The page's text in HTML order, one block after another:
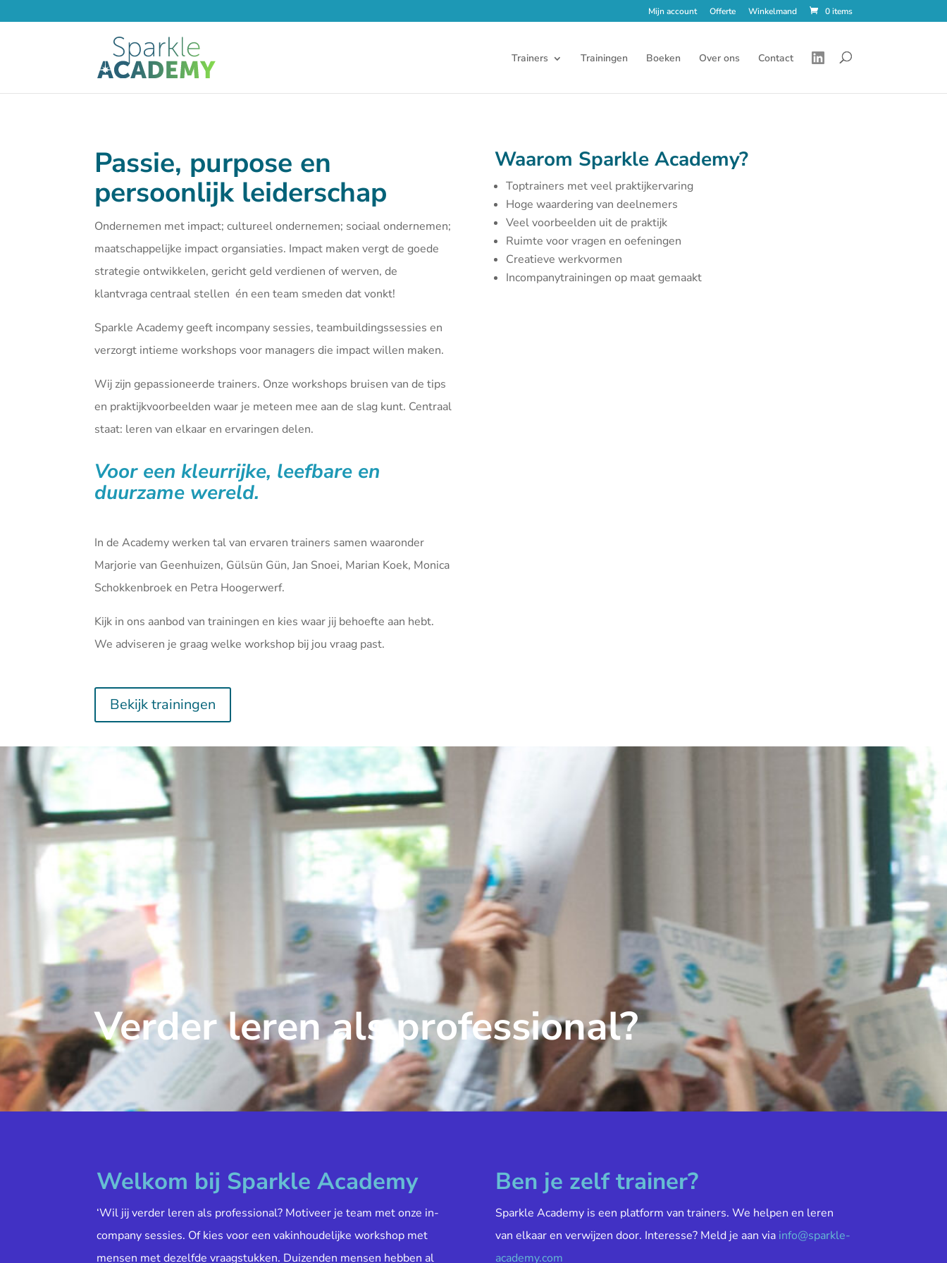
Mijn account Offerte Winkelmand 0 items
Trainers Trainingen Boeken Over ons Contact
Passie, purpose en
persoonlijk leiderschap
Ondernemen met impact; cultureel ondernemen; sociaal ondernemen;
maatschappelijke impact organsiaties. Impact maken vergt de goede
strategie ontwikkelen, gericht geld verdienen of werven, de
klantvraga centraal stellen én een team smeden dat vonkt!
Sparkle Academy geeft incompany sessies, teambuildingssessies en
verzorgt intieme workshops voor managers die impact willen maken.
Wij zijn gepassioneerde trainers. Onze workshops bruisen van de tips
en praktijkvoorbeelden waar je meteen mee aan de slag kunt. Centraal
staat: leren van elkaar en ervaringen delen.
Voor een kleurrijke, leefbare en
duurzame wereld.
In de Academy werken tal van ervaren trainers samen waaronder
Marjorie van Geenhuizen, Gülsün Gün, Jan Snoei, Marian Koek, Monica
Schokkenbroek en Petra Hoogerwerf.
Kijk in ons aanbod vantrainingen en kies waar jij behoefte aan hebt.
We adviseren je graag welke workshop bij jou vraag past.
Bekijk trainingen
Waarom Sparkle Academy?
Toptrainers met veel praktijkervaring
Hoge waardering van deelnemers
Veel voorbeelden uit de praktijk
Ruimte voor vragen en oefeningen
Creatieve werkvormen
Incompanytrainingen op maat gemaakt
Verder leren als professional?
Welkom bij Sparkle Academy
‘Wil jij verder leren als professional? Motiveer je team met onze in-
company sessies. Of kies voor een vakinhoudelijke workshop met
mensen met dezelfde vraagstukken. Duizenden mensen hebben al
Ben je zelf trainer?
Sparkle Academy is een platform van trainers. We helpen en leren
van elkaar en verwijzen door. Interesse? Meld je aan via info@sparkle-
academy.com